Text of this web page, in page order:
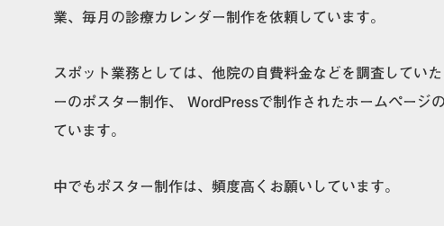
業、毎月の診療カレンダー制作を依頼しています。
スポット業務としては、他院の自費料金などを調査してい
ーのポスター制作、 WordPressで制作されたホームページ
ています。
中でもポスター制作は、頻度高くお願いしています。